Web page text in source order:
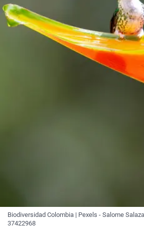
Biodiversidad Colombia | Pexels - Salome
37422968